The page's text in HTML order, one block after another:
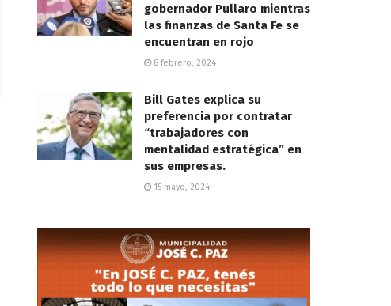
gobernador Pullaro mientras
las finanzas de Santa Fe se
encuentran en rojo
8 febrero, 2024
Bill Gates explica su
preferencia por contratar
“trabajadores con
mentalidad estratégica” en
sus empresas.
15 mayo, 2024